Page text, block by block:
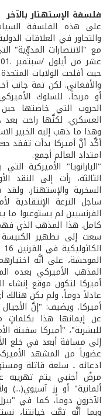
فلسفة الإستهتار بالآخر
على هذه الفلسفة
والتحاور في العلاقات
مع "الانتصارات المدوِّية"
حيث أفلحت الولايات
والأفغاني. لكن ثمة جانب
أو مربحاً، للسلوك
الحروب التي خاضتها
العسكري. لكنَّها راحت
وهذا ما ذهب إليه الخبير
أكَّد أنَّ أميركا بدأت تفقد
امتداد العالم أجمع.
"البارانويا" الأميركية
الثالثة، رأت إلى النقد
السخرية والإستهتار.
ساجل النزعة
الفرنسيين لم يستوعبوا ما
كامل. هذا المذهب الذي
سعت إلى تطهير الكنيسة
الموحشة، على أنَّه
المذهب الأميركي بعده
أميركا لتكون موقع إنشاء
عادلاً دوماً، ولم يكن
أميركا. ويضيف: "إنَّ الأجيال
عن إيمانها هذا بكلماتٍ
للبشرية"، "أميركا سفينة
إلى مسافة أبعد في خلع
عضوياً من المشهد
ادعائه ـ سلعة قاتلة
مرضٌ أجنبي يتم
ألمانية" أو رز آسيوي(...)
الآخرون دوماً، كما في
وبما أنَّه تمَّت خيانتنا،